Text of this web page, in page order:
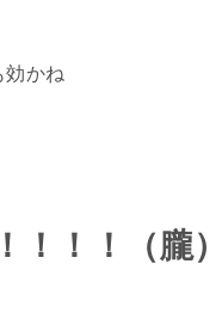
効かね
！！！（朧）